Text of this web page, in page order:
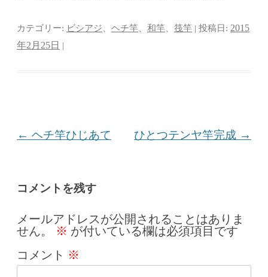
カテゴリー: ビシアジ ヘチ竿 和竿 筏竿 | 投稿日: 2015
年2月25日 |
投
ゲ
シ
← ヘチ竿ひじあて ひとつテンヤ竿完成 →
コメントを残す
メールアドレスが公開されることはありま
せん。
※ が付いている欄は必須項目です
コメント ※